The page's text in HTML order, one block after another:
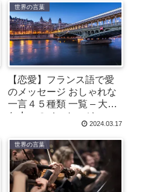
世界の言葉
【恋愛】フランス語で愛
のメッセージ おしゃれな
一言４５種類 一覧 – 大切
な人へのメッセージ
2024.03.17
世界の言葉